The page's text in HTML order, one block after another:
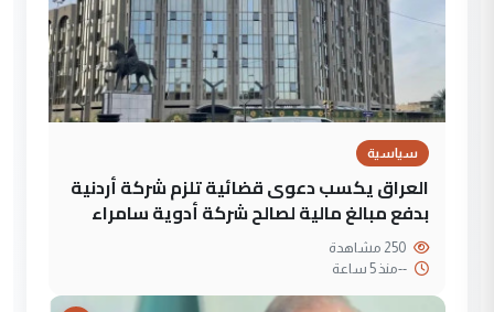
سياسية
العراق يكسب دعوى قضائية تلزم شركة أردنية
بدفع مبالغ مالية لصالح شركة أدوية سامراء
--منذ 5 ساعة